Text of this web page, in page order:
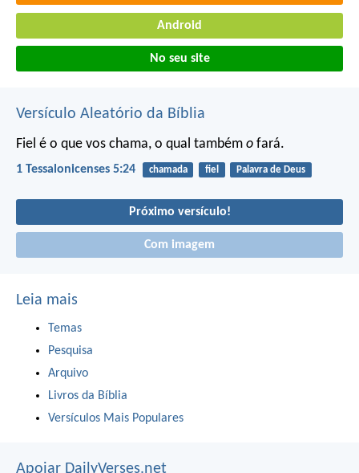
Android
No seu site
Versículo Aleatório da Bíblia
Fiel é o que vos chama, o qual também o fará.
1 Tessalonicenses 5:24 chamada fiel Palavra de Deus
Próximo versículo!
Com imagem
Leia mais
Temas
Pesquisa
Arquivo
Livros da Bíblia
Versículos Mais Populares
Apoiar DailyVerses.net